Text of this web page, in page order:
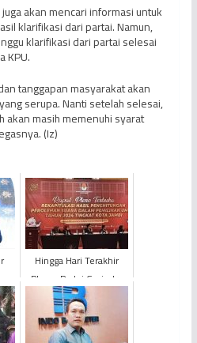
akan mencari informasi untuk
klarifikasi dari partai. Namun,
klarifikasi dari partai selesai
KPU.
tanggapan masyarakat akan
serupa. Nanti setelah selesai,
masih memenuhi syarat
(Iz)
Hingga Hari Terakhir
Pleno, Partai Gerindra
Tolak Hasil Perhitungan
Suara Kecamatan A...